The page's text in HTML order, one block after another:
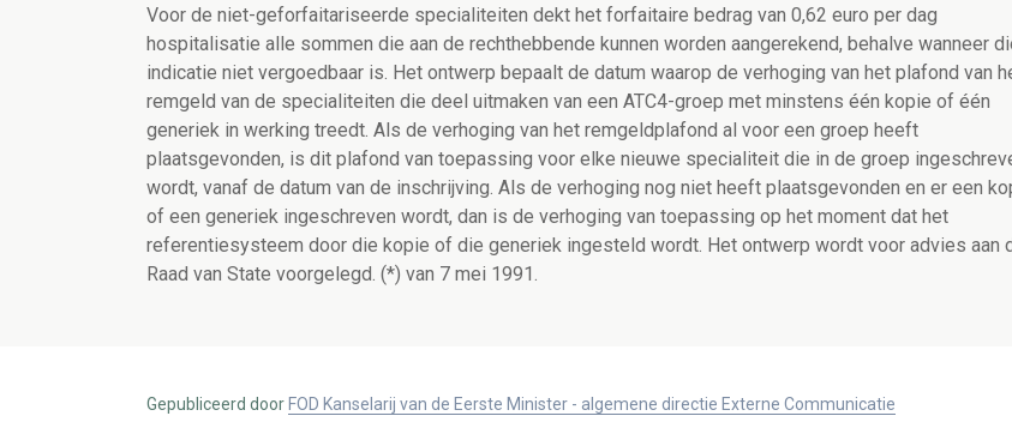
Voor de niet-geforfaitariseerde specialiteiten dekt het forfaitaire bedrag van 0,62 euro per dag
hospitalisatie alle sommen die aan de rechthebbende kunnen worden aangerekend, behalve wanneer
indicatie niet vergoedbaar is. Het ontwerp bepaalt de datum waarop de verhoging van het plafond van
remgeld van de specialiteiten die deel uitmaken van een ATC4-groep met minstens één kopie of één
generiek in werking treedt. Als de verhoging van het remgeldplafond al voor een groep heeft
plaatsgevonden, is dit plafond van toepassing voor elke nieuwe specialiteit die in de groep
wordt, vanaf de datum van de inschrijving. Als de verhoging nog niet heeft plaatsgevonden en er een
of een generiek ingeschreven wordt, dan is de verhoging van toepassing op het moment dat het
referentiesysteem door die kopie of die generiek ingesteld wordt. Het ontwerp wordt voor advies aan
Raad van State voorgelegd. (*) van 7 mei 1991.
Gepubliceerd door FOD Kanselarij van de Eerste Minister - algemene directie Externe Communicatie